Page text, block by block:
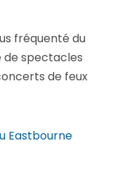
fréquenté du
de spectacles
de feux
Eastbourne